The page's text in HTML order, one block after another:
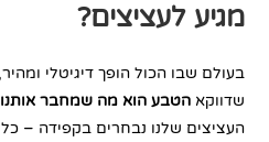
מגיע לעציצים?
בעולם שבו הכול הופך דיגיטלי
שדווקאהטבע הוא מה שמחבר
העציצים שלנו נבחרים בקפידה –